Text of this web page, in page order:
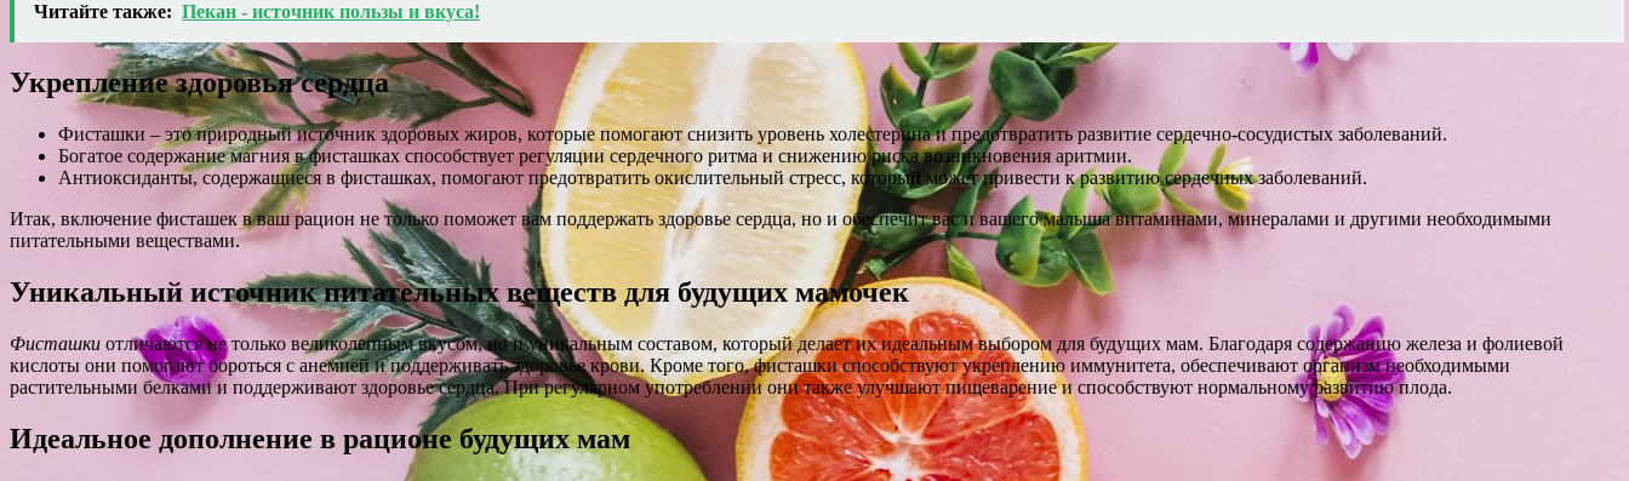
Читайте также: Пекан - источник пользы и вкуса!
Укрепление здоровья сердца
Фисташки – это природный источник здоровых жиров, которые помогают снизить уровень холестерина и предотвратить развитие сердечно-сосудистых заболеваний.
Богатое содержание магния в фисташках способствует регуляции сердечного ритма и снижению риска возникновения аритмии.
Антиоксиданты, содержащиеся в фисташках, помогают предотвратить окислительный стресс, который может привести к развитию сердечных заболеваний.
Итак, включение фисташек в ваш рацион не только поможет вам поддержать здоровье сердца, но и обеспечит вас и вашего малыша витаминами, минералами и другими необходимыми
питательными веществами.
Уникальный источник питательных веществ для будущих мамочек
Фисташки отличаются не только великолепным вкусом, но и уникальным составом, который делает их идеальным выбором для будущих мам. Благодаря содержанию железа и фолиевой
кислоты они помогают бороться с анемией и поддерживать здоровье крови. Кроме того, фисташки способствуют укреплению иммунитета, обеспечивают организм необходимыми
растительными белками и поддерживают здоровье сердца. При регулярном употреблении они также улучшают пищеварение и способствуют нормальному развитию плода.
Идеальное дополнение в рационе будущих мам